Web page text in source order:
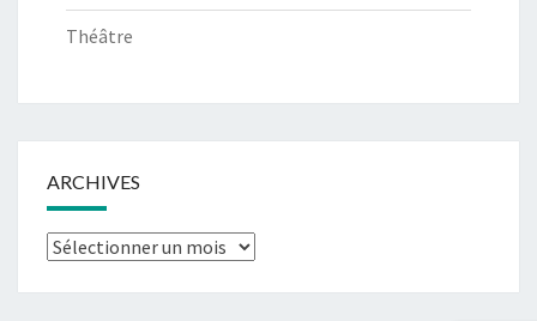
Théâtre
ARCHIVES
Archives